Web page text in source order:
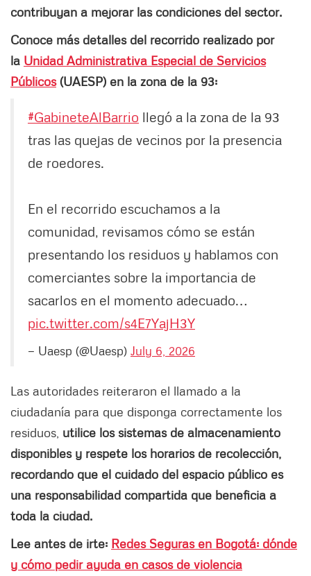
contribuyan a mejorar las condiciones del sector.
Conoce más detalles del recorrido realizado por
la Unidad Administrativa Especial de Servicios
Públicos(UAESP) en la zona de la 93:
#GabineteAlBarrio llegó a la zona de la 93
tras las quejas de vecinos por la presencia
de roedores.
En el recorrido escuchamos a la
comunidad, revisamos cómo se están
presentando los residuos y hablamos con
comerciantes sobre la importancia de
sacarlos en el momento adecuado…
pic.twitter.com/s4E7YajH3Y
— Uaesp (@Uaesp) July 6, 2026
Las autoridades reiteraron el llamado a la
ciudadanía para que disponga correctamente los
residuos, utilice los sistemas de almacenamiento
disponibles y respete los horarios de recolección,
recordando que el cuidado del espacio público es
una responsabilidad compartida que beneficia a
toda la ciudad.
Lee antes de irte: Redes Seguras en Bogotá: dónde
y cómo pedir ayuda en casos de violencia